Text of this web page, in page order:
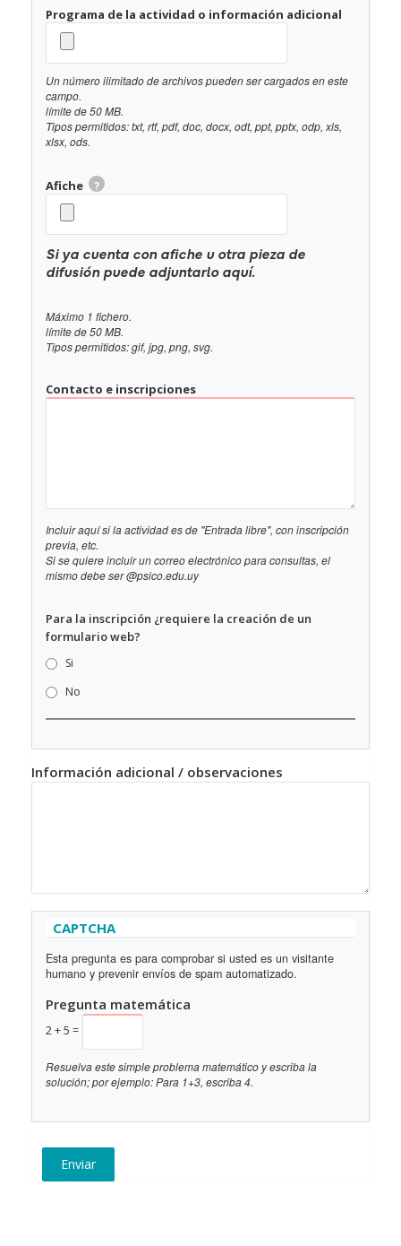
Programa de la actividad o información adicional
Un número ilimitado de archivos pueden ser cargados en este
campo.
límite de 50 MB.
Tipos permitidos: txt, rtf, pdf, doc, docx, odt, ppt, pptx, odp, xls,
xlsx, ods.
Afiche ?
Si ya cuenta con afiche u otra pieza de
difusión puede adjuntarlo aquí.
Máximo 1 fichero.
límite de 50 MB.
Tipos permitidos: gif, jpg, png, svg.
Contacto e inscripciones
Incluir aquí si la actividad es de "Entrada libre", con inscripción
previa, etc.
Si se quiere incluir un correo electrónico para consultas, el
mismo debe ser @psico.edu.uy
Para la inscripción ¿requiere la creación de un
formulario web?
Si
No
Información adicional / observaciones
Ocultar
CAPTCHA
Esta pregunta es para comprobar si usted es un visitante
humano y prevenir envíos de spam automatizado.
Pregunta matemática
2 + 5 =
Resuelva este simple problema matemático y escriba la
solución; por ejemplo: Para 1+3, escriba 4.